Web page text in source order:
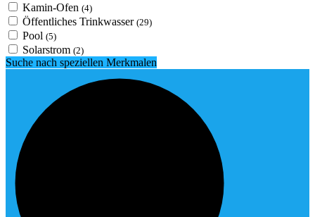
Kamin-Ofen (4)
Öffentliches Trinkwasser (29)
Pool (5)
Solarstrom (2)
Suche nach speziellen Merkmalen